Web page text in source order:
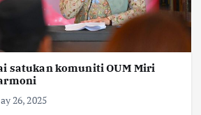
satukan komuniti OUM Miri
26, 2025